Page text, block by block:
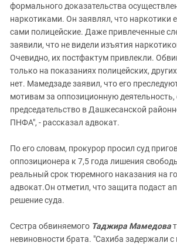
формального доказательства
наркотиками. Он заявлял, что наркотики
сами полицейские. Даже привлеченные
заявили, что не видели изъятия
Очевидно, их постфактум привлекли.
только на показаниях полицейских,
нет. Мамедзаде заявил, что его
мотивам за оппозиционную деятельность,
председательство в Дашкесанской
ПНФА", - рассказал адвокат.
По его словам, прокурор просил суд
оппозиционера к 7,5 года лишения
реальный срок тюремного наказания на
адвокат.Он отметил, что защита подаст
решение суда.
Сестра обвиняемого Таджира Мамедова
невиновности брата. "Сахиба задержали